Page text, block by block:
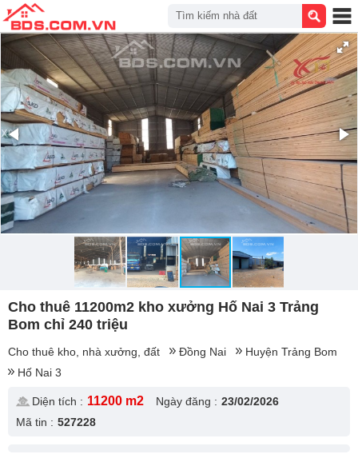
Cho thuê 11200m2 kho xưởng Hố Nai 3 Trảng
Bom chỉ 240 triệu
Cho thuê kho, nhà xưởng, đất Đồng Nai
Huyện Trảng Bom
Hố Nai 3
Diện tích : 11200 m2 Ngày đăng : 23/02/2026
Mã tin : 527228
Tìm kiếm nhà đất